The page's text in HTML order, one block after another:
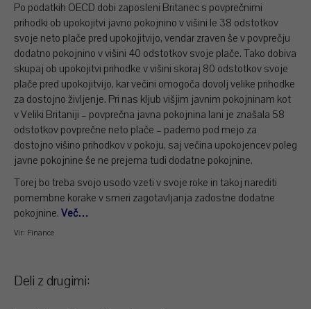
Po podatkih OECD dobi zaposleni Britanec s povprečnimi
prihodki ob upokojitvi javno pokojnino v višini le 38 odstotkov
svoje neto plače pred upokojitvijo, vendar zraven še v povprečju
dodatno pokojnino v višini 40 odstotkov svoje plače. Tako dobiva
skupaj ob upokojitvi prihodke v višini skoraj 80 odstotkov svoje
plače pred upokojitvijo, kar večini omogoča dovolj velike prihodke
za dostojno življenje. Pri nas kljub višjim javnim pokojninam kot
v Veliki Britaniji – povprečna javna pokojnina lani je znašala 58
odstotkov povprečne neto plače – pademo pod mejo za
dostojno višino prihodkov v pokoju, saj večina upokojencev poleg
javne pokojnine še ne prejema tudi dodatne pokojnine.
Torej bo treba svojo usodo vzeti v svoje roke in takoj narediti
pomembne korake v smeri zagotavljanja zadostne dodatne
pokojnine. Več…
Vir: Finance
Deli z drugimi: